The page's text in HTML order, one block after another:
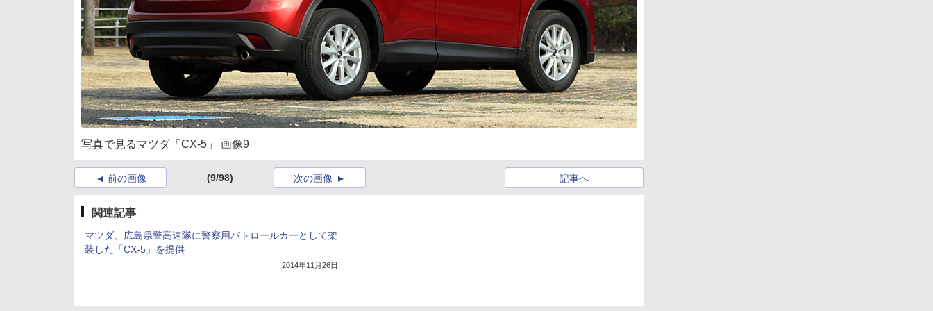
写真で見るマツダ「CX-5」 画像9
前の画像 (9/98) 記事へ
次の画像
関連記事
マツダ、広島県警高速隊に警察用パトロールカーとして架
装した「CX-5」を提供
2014年11月26日